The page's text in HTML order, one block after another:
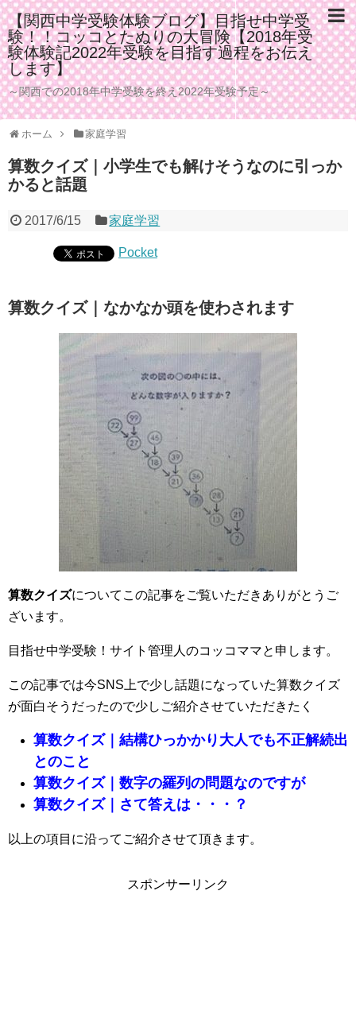
【関西中学受験体験ブログ】目指せ中学受
験！！コッコとたぬりの大冒険【2018年受
験体験記2022年受験を目指す過程をお伝え
します】
～関西での2018年中学受験を終え2022年受験予定～
ホーム 家庭学習
算数クイズ｜小学生でも解けそうなのに引っか
かると話題
2017/6/15 家庭学習
Pocket
算数クイズ｜なかなか頭を使わされます
算数クイズについてこの記事をご覧いただきありがとうご
ざいます。
目指せ中学受験！サイト管理人のコッコママと申します。
この記事では今SNS上で少し話題になっていた算数クイズ
が面白そうだったので少しご紹介させていただきたく
算数クイズ｜結構ひっかかり大人でも不正解続出
とのこと
算数クイズ｜数字の羅列の問題なのですが
算数クイズ｜さて答えは・・・？
以上の項目に沿ってご紹介させて頂きます。
スポンサーリンク